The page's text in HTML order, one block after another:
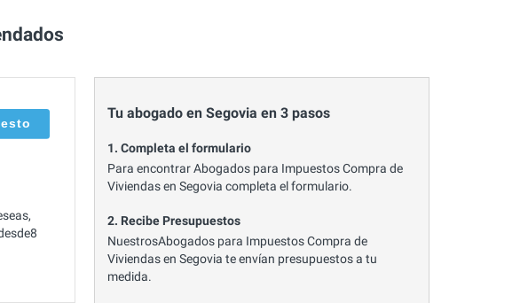
Tu abogado en Segovia en 3 pasos
1. Completa el formulario
Para encontrar Abogados para Impuestos Compra de
Viviendas en Segovia completa el formulario.
2. Recibe Presupuestos
NuestrosAbogados para Impuestos Compra de
Viviendas en Segovia te envían presupuestos a tu
medida.